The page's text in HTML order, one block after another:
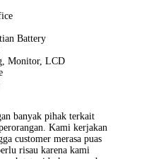
Battery
Monitor, LCD
banyak pihak terkait
Kami kerjakan
customer merasa puas
risau karena kami